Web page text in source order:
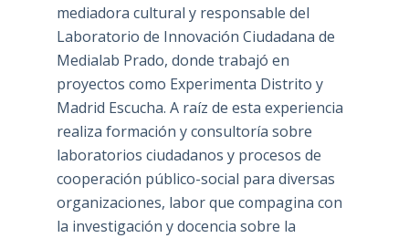
mediadora cultural y responsable del
Laboratorio de Innovación Ciudadana de
Medialab Prado, donde trabajó en
proyectos como Experimenta Distrito y
Madrid Escucha. A raíz de esta experiencia
realiza formación y consultoría sobre
laboratorios ciudadanos y procesos de
cooperación público-social para diversas
organizaciones, labor que compagina con
la investigación y docencia sobre la